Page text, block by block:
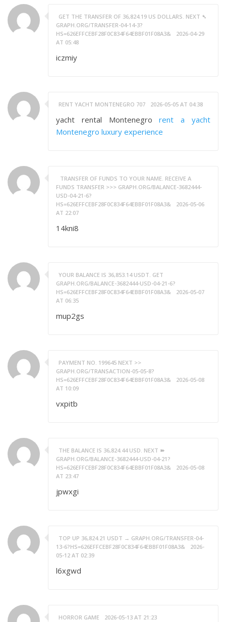
GET THE TRANSFER OF 36,824.19 US DOLLARS. NEXT ➴
GRAPH.ORG/TRANSFER-04-14-3?
HS=626EFFCEBF28F0C834F64EBBF01F08A3&
2026-04-29
AT 05:48
iczmiy
RENT YACHT MONTENEGRO 707 2026-05-05 AT 04:38
yacht rental Montenegrorent a yacht
Montenegro luxury experience
️ TRANSFER OF FUNDS TO YOUR NAME. RECEIVE A
FUNDS TRANSFER >>> GRAPH.ORG/BALANCE-3682444-
USD-04-21-6?
HS=626EFFCEBF28F0C834F64EBBF01F08A3&
2026-05-06
AT 22:07
14kni8
YOUR BALANCE IS 36,853.14 USDT. GET
GRAPH.ORG/BALANCE-3682444-USD-04-21-6?
HS=626EFFCEBF28F0C834F64EBBF01F08A3&
2026-05-07
AT 06:35
mup2gs
PAYMENT NO. 199645 NEXT >>
GRAPH.ORG/TRANSACTION-05-05-8?
HS=626EFFCEBF28F0C834F64EBBF01F08A3&
2026-05-08
AT 10:09
vxpitb
THE BALANCE IS 36,824.44 USD. NEXT ➽
GRAPH.ORG/BALANCE-3682444-USD-04-21?
HS=626EFFCEBF28F0C834F64EBBF01F08A3&
2026-05-08
AT 23:47
jpwxgi
TOP UP 36,824.21 USDT → GRAPH.ORG/TRANSFER-04-
13-6?HS=626EFFCEBF28F0C834F64EBBF01F08A3&
2026-
05-12 AT 02:39
l6xgwd
HORROR GAME 2026-05-13 AT 21:23